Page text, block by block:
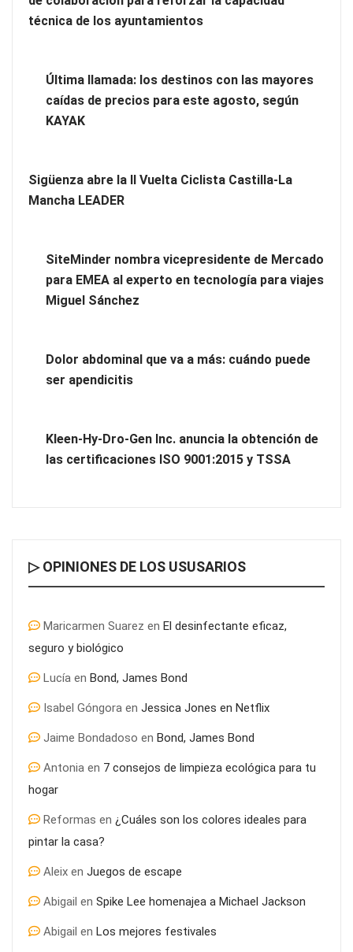
conectando lonjas con establecimientos
vehículos industriales pesados
colaboración para reforzar la capacidad técnica de los
ayuntamientos
para este agosto, según KAYAK
técnica de los ayuntamientos
Última llamada: los destinos con las mayores
caídas de precios para este agosto, según
KAYAK
Sigüenza abre la II Vuelta Ciclista Castilla-La
Mancha LEADER
SiteMinder nombra vicepresidente de Mercado
para EMEA al experto en tecnología para viajes
Miguel Sánchez
Dolor abdominal que va a más: cuándo puede
ser apendicitis
Kleen-Hy-Dro-Gen Inc. anuncia la obtención de
las certificaciones ISO 9001:2015 y TSSA
▷ OPINIONES DE LOS USUSARIOS
Maricarmen Suarez en El desinfectante eficaz,
seguro y biológico
Lucía en Bond, James Bond
Isabel Góngora en Jessica Jones en Netflix
Jaime Bondadoso en Bond, James Bond
Antonia en 7 consejos de limpieza ecológica para tu
hogar
Reformas en ¿Cuáles son los colores ideales para
pintar la casa?
Aleix en Juegos de escape
Abigail en Spike Lee homenajea a Michael Jackson
Abigail en Los mejores festivales